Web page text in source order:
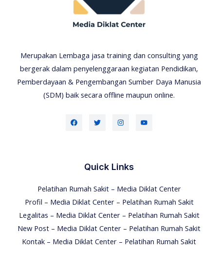
Merupakan Lembaga jasa training dan consulting yang
bergerak dalam penyelenggaraan kegiatan Pendidikan,
Pemberdayaan & Pengembangan Sumber Daya Manusia
(SDM) baik secara offline maupun online.
Quick Links
Pelatihan Rumah Sakit – Media Diklat Center
Profil – Media Diklat Center – Pelatihan Rumah Sakit
Legalitas – Media Diklat Center – Pelatihan Rumah Sakit
New Post – Media Diklat Center – Pelatihan Rumah Sakit
Kontak – Media Diklat Center – Pelatihan Rumah Sakit